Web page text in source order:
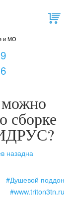
и МО
сборке
назадна
#Душевой поддон
#www.triton3tn.ru